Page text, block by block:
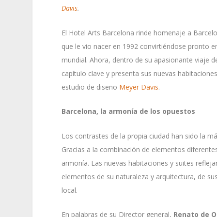
Davis.
El Hotel Arts Barcelona rinde homenaje a
que le vio nacer en 1992 convirtiéndose pronto
mundial. Ahora, dentro de su apasionante viaje
capítulo clave y presenta sus nuevas
estudio de diseño Meyer Davis.
Barcelona, la armonía de los opuestos
Los contrastes de la propia ciudad han sido la
Gracias a la combinación de elementos
armonía. Las nuevas habitaciones y suites
elementos de su naturaleza y arquitectura, de
local.
En palabras de su Director general, Renato de